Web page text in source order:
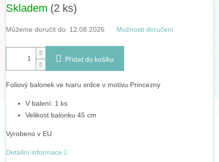
cena:
Skladem (2 ks)
Můžeme doručit do: 12.08.2026 Možnosti doručení
Přidat do košíku
Foliový balonek ve tvaru srdce v motivu Princezny
V balení: 1 ks
Velikost balonku 45 cm
Vyrobeno v EU
Detailní informace